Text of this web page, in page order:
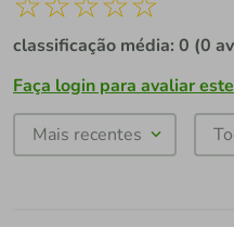
classificação média: 0 (0
Faça login para avaliar
Mais recentes